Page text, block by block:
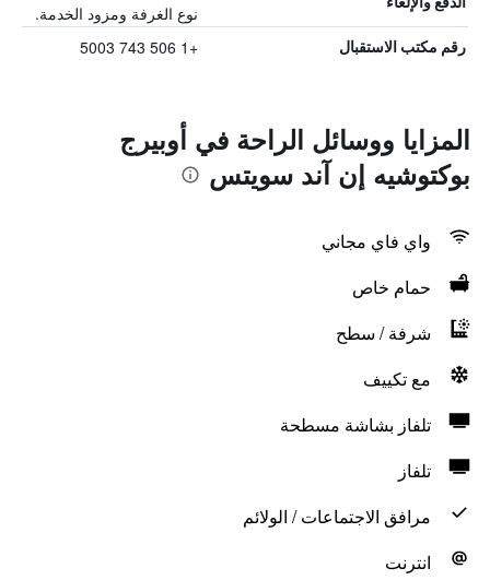
نوع الغرفة ومزود الخدمة.
رقم مكتب الاستقبال +1 506 743 5003
المزايا ووسائل الراحة في أوبيرج
بوكتوشيه إن آند سويتس
واي فاي مجاني
حمام خاص
شرفة / سطح
مع تكييف
تلفاز بشاشة مسطحة
تلفاز
مرافق الاجتماعات / الولائم
انترنت